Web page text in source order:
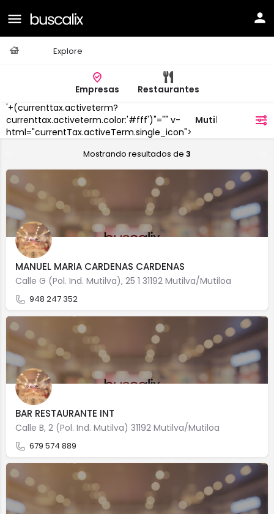
Explore
Empresas
Restaurantes
'+(currenttax.activeterm?
currenttax.activeterm.color:'#fff')"="" v-
html="currentTax.activeTerm.single_icon">
Mutilva/Mutiloa
Mostrando resultados de 3
MANUEL MARIA CARDENAS CARDENAS
Calle G (Pol. Ind. Mutilva), 25 1 31192 Mutilva/Mutiloa
948 247 352
BAR RESTAURANTE INT
Calle B, 2 (Pol. Ind. Mutilva) 31192 Mutilva/Mutiloa
679 574 889